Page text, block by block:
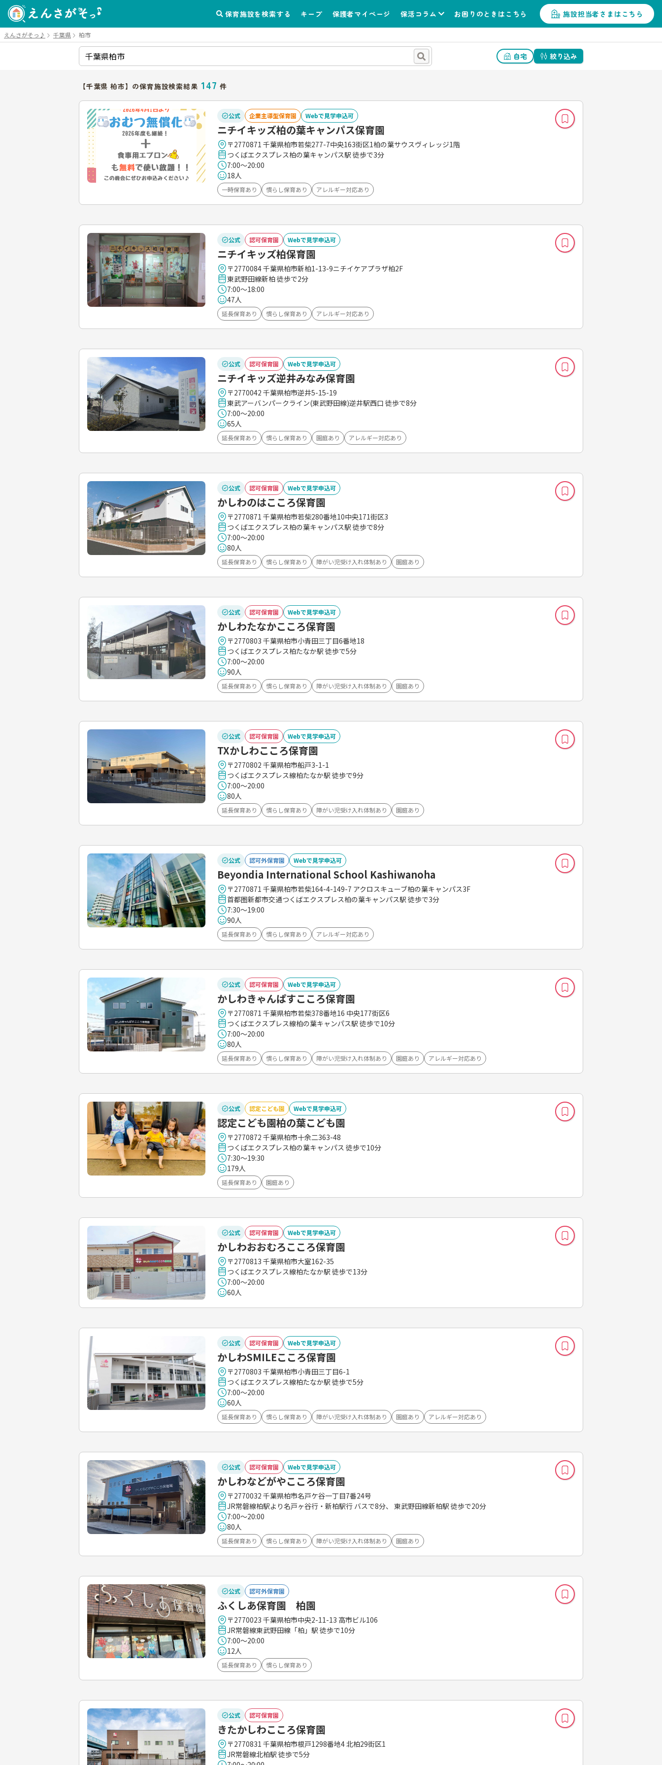
保育施設を検索する キープ 保護者マイページ 保活コラム お困りのときはこちら 施設担当者さまはこちら
えんさがそっ♪ 千葉県 柏市
自宅 絞り込み
【千葉県 柏市】の保育施設検索結果 147 件
公式 企業主導型保育園 Webで見学申込可
ニチイキッズ柏の葉キャンパス保育園
〒2770871 千葉県柏市若柴277-7中央163街区1柏の葉サウスヴィレッジ1階
つくばエクスプレス柏の葉キャンパス駅 徒歩で3分
7:00～20:00
18人
一時保育あり 慣らし保育あり アレルギー対応あり
公式 認可保育園 Webで見学申込可
ニチイキッズ柏保育園
〒2770084 千葉県柏市新柏1-13-9ニチイケアプラザ柏2F
東武野田線新柏 徒歩で2分
7:00～18:00
47人
延長保育あり 慣らし保育あり アレルギー対応あり
公式 認可保育園 Webで見学申込可
ニチイキッズ逆井みなみ保育園
〒2770042 千葉県柏市逆井5-15-19
東武アーバンパークライン(東武野田線)逆井駅西口 徒歩で8分
7:00～20:00
65人
延長保育あり 慣らし保育あり 園庭あり アレルギー対応あり
公式 認可保育園 Webで見学申込可
かしわのはこころ保育園
〒2770871 千葉県柏市若柴280番地10中央171街区3
つくばエクスプレス柏の葉キャンパス駅 徒歩で8分
7:00～20:00
80人
延長保育あり 慣らし保育あり 障がい児受け入れ体制あり 園庭あり
公式 認可保育園 Webで見学申込可
かしわたなかこころ保育園
〒2770803 千葉県柏市小青田三丁目6番地18
つくばエクスプレス柏たなか駅 徒歩で5分
7:00～20:00
90人
延長保育あり 慣らし保育あり 障がい児受け入れ体制あり 園庭あり
公式 認可保育園 Webで見学申込可
TXかしわこころ保育園
〒2770802 千葉県柏市船戸3-1-1
つくばエクスプレス線柏たなか駅 徒歩で9分
7:00～20:00
80人
延長保育あり 慣らし保育あり 障がい児受け入れ体制あり 園庭あり
公式 認可外保育園 Webで見学申込可
Beyondia International School Kashiwanoha
〒2770871 千葉県柏市若柴164-4-149-7 アクロスキューブ柏の葉キャンパス3F
首都圏新都市交通つくばエクスプレス柏の葉キャンパス駅 徒歩で3分
7:30～19:00
90人
延長保育あり 慣らし保育あり アレルギー対応あり
公式 認可保育園 Webで見学申込可
かしわきゃんぱすこころ保育園
〒2770871 千葉県柏市若柴378番地16 中央177街区6
つくばエクスプレス線柏の葉キャンパス駅 徒歩で10分
7:00～20:00
80人
延長保育あり 慣らし保育あり 障がい児受け入れ体制あり 園庭あり アレルギー対応あり
公式 認定こども園 Webで見学申込可
認定こども園柏の葉こども園
〒2770872 千葉県柏市十余二363-48
つくばエクスプレス柏の葉キャンパス 徒歩で10分
7:30～19:30
179人
延長保育あり 園庭あり
公式 認可保育園 Webで見学申込可
かしわおおむろこころ保育園
〒2770813 千葉県柏市大室162-35
つくばエクスプレス線柏たなか駅 徒歩で13分
7:00～20:00
60人
公式 認可保育園 Webで見学申込可
かしわSMILEこころ保育園
〒2770803 千葉県柏市小青田三丁目6-1
つくばエクスプレス線柏たなか駅 徒歩で5分
7:00～20:00
60人
延長保育あり 慣らし保育あり 障がい児受け入れ体制あり 園庭あり アレルギー対応あり
公式 認可保育園 Webで見学申込可
かしわなどがやこころ保育園
〒2770032 千葉県柏市名戸ケ谷一丁目7番24号
JR常磐線柏駅より名戸ヶ谷行・新柏駅行 バスで8分、 東武野田線新柏駅 徒歩で20分
7:00～20:00
80人
延長保育あり 慣らし保育あり 障がい児受け入れ体制あり 園庭あり
公式 認可外保育園
ふくしあ保育園 柏園
〒2770023 千葉県柏市中央2-11-13 高市ビル106
JR常磐線東武野田線「柏」駅 徒歩で10分
7:00～20:00
12人
延長保育あり 慣らし保育あり
公式 認可保育園
きたかしわこころ保育園
〒2770831 千葉県柏市根戸1298番地4 北柏29街区1
JR常磐線北柏駅 徒歩で5分